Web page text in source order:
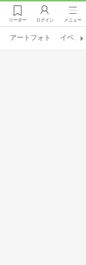
リーダー ログイン メニュー
アートフォト イベン